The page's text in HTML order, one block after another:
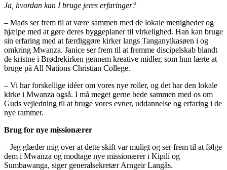
Ja, hvordan kan I bruge jeres erfaringer?
– Mads ser frem til at være sammen med de lokale menigheder og
hjælpe med at gøre deres byggeplaner til virkelighed. Han kan bruge
sin erfaring med at færdiggøre kirker langs Tanganyikasøen i og
omkring Mwanza. Janice ser frem til at fremme discipelskab blandt
de kristne i Brødrekirken gennem kreative midler, som hun lærte at
bruge på All Nations Christian College.
– Vi har forskellige idéer om vores nye roller, og det har den lokale
kirke i Mwanza også. I må meget gerne bede sammen med os om
Guds vejledning til at bruge vores evner, uddannelse og erfaring i de
nye rammer.
Brug for nye missionærer
– Jeg glæder mig over at dette skift var muligt og ser frem til at følge
dem i Mwanza og modtage nye missionærer i Kipili og
Sumbawanga, siger generalsekretær Arngeir Langås.